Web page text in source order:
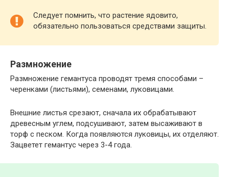
Следует помнить, что растение ядовито,
обязательно пользоваться средствами защиты.
Размножение
Размножение гемантуса проводят тремя способами –
черенками (листьями), семенами, луковицами.
Внешние листья срезают, сначала их обрабатывают
древесным углем, подсушивают, затем высаживают в
торф с песком. Когда появляются луковицы, их отделяют.
Зацветет гемантус через 3-4 года.